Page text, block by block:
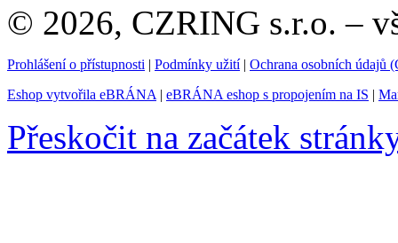
© 2026, CZRING s.r.o. –
Prohlášení o přístupnosti | Podmínky užití| Ochrana osobních údajů
Eshop vytvořila eBRÁNA | eBRÁNA eshop s propojením na IS |
Přeskočit na začátek